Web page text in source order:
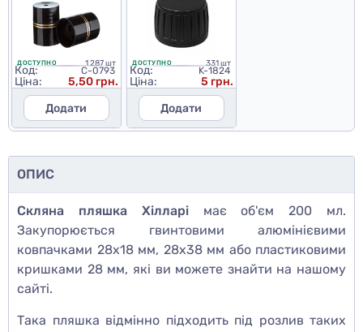
ДОСТУПНО 1 287 шт
Код: C-0793
Ціна:
5,50 грн.
Додати
ДОСТУПНО 331 шт
Код: K-1824
Ціна:
5 грн.
Додати
ОПИС
Скляна пляшка Хілларі має об'єм 200 мл.
Закупорюється гвинтовими алюмінієвими
ковпачками 28х18 мм, 28х38 мм або пластиковими
кришками 28 мм, які ви можете знайти на нашому
сайті.
Така пляшка відмінно підходить під розлив таких